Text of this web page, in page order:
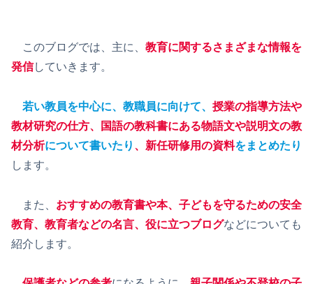
このブログでは、主に、 教育に関するさまざまな情報を
発信していきます。
若い教員を中心に、教職員に向けて、 授業の指導方法や
教材研究の仕方、国語の教科書にある物語文や説明文の教
材分析について書いたり 、 新任研修用の資料をまとめたり
します。
また、 おすすめの教育書や本、子どもを守るための安全
教育、 教育者などの名言、 役に立つブログなどについても
紹介します。